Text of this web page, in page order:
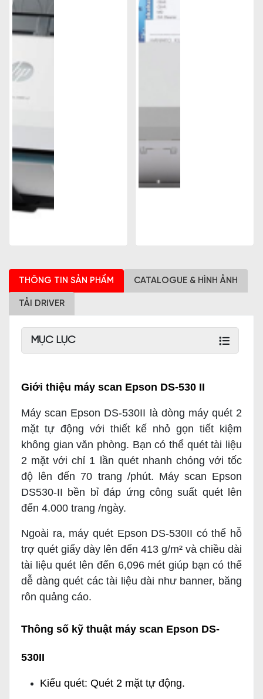
THÔNG TIN SẢN PHẨM CATALOGUE & HÌNH ẢNH
TẢI DRIVER
MỤC LỤC
Giới thiệu máy scan Epson DS-530 II
Máy scan Epson DS-530II là dòng máy quét 2
mặt tự động với thiết kế nhỏ gọn tiết kiệm
không gian văn phòng. Bạn có thể quét tài liệu
2 mặt với chỉ 1 lần quét nhanh chóng với tốc
độ lên đến 70 trang /phút. Máy scan Epson
DS530-II bền bỉ đáp ứng công suất quét lên
đến 4.000 trang /ngày.
Ngoài ra, máy quét Epson DS-530II có thể hỗ
trợ quét giấy dày lên đến 413 g/m² và chiều dài
tài liệu quét lên đến 6,096 mét giúp bạn có thể
dễ dàng quét các tài liệu dài như banner, băng
rôn quảng cáo.
Thông số kỹ thuật máy scan Epson DS-
530II
Kiểu quét: Quét 2 mặt tự động.